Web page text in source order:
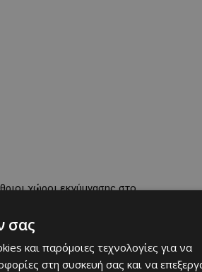
χώροι εκγύμνασης στο
σας
και παρόμοιες τεχνολογίες για να
στη συσκευή σας και να